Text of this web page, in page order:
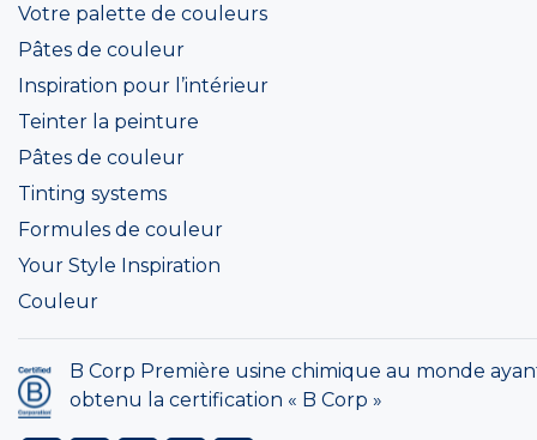
Votre palette de couleurs
Pâtes de couleur
Inspiration pour l’intérieur
Teinter la peinture
Pâtes de couleur
Tinting systems
Formules de couleur
Your Style Inspiration
Couleur
B Corp Première usine chimique au monde
obtenu la certification « B Corp »